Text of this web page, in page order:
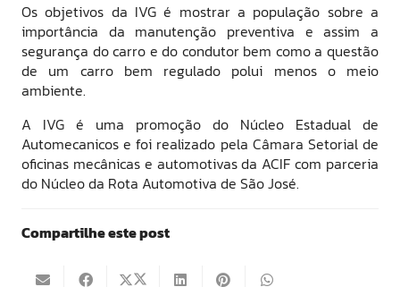
Os objetivos da IVG é mostrar a população sobre a
importância da manutenção preventiva e assim a
segurança do carro e do condutor bem como a questão
de um carro bem regulado polui menos o meio
ambiente.
A IVG é uma promoção do Núcleo Estadual de
Automecanicos e foi realizado pela Câmara Setorial de
oficinas mecânicas e automotivas da ACIF com parceria
do Núcleo da Rota Automotiva de São José.
Compartilhe este post